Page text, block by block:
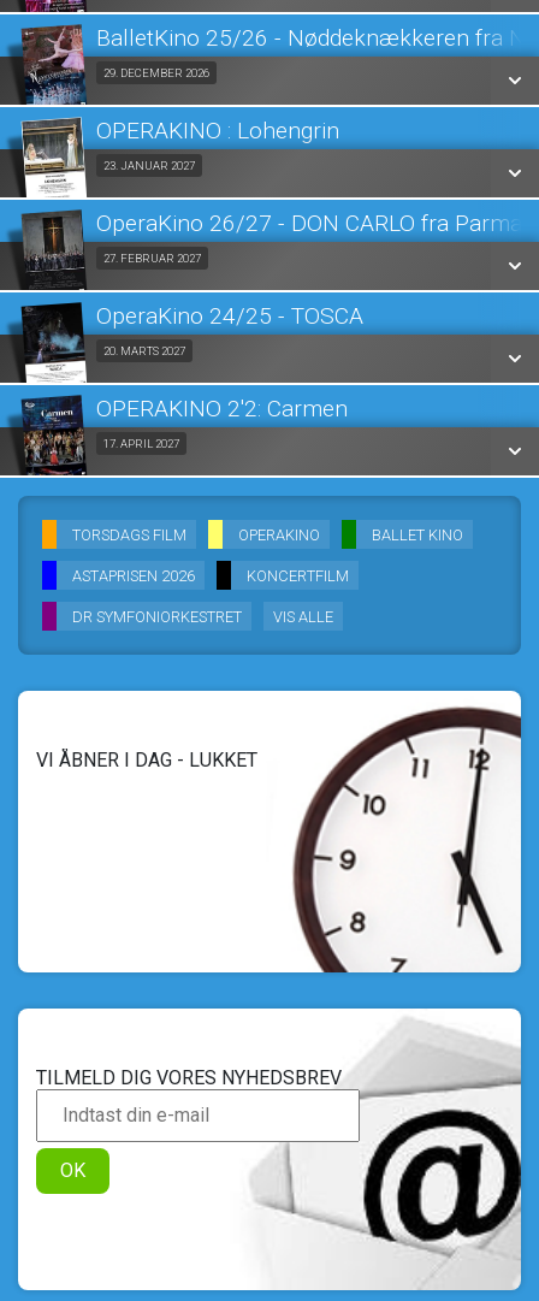
LÆS MERE
SE ALLE DAGE
LÆS MERE
BalletKino 25/26 - Nøddeknækkeren fra
29. DECEMBER 2026
SE ALLE DAGE
LÆS MERE
OPERAKINO : Lohengrin
23. JANUAR 2027
SE ALLE DAGE
LÆS MERE
OperaKino 26/27 - DON CARLO fra Parma
27. FEBRUAR 2027
SE ALLE DAGE
LÆS MERE
OperaKino 24/25 - TOSCA
20. MARTS 2027
SE ALLE DAGE
LÆS MERE
OPERAKINO 2'2: Carmen
17. APRIL 2027
SE ALLE DAGE
LÆS MERE
TORSDAGS FILM OPERAKINO BALLET KINO
ASTAPRISEN 2026 KONCERTFILM
DR SYMFONIORKESTRET VIS ALLE
VI ÅBNER I DAG - LUKKET
TILMELD DIG VORES NYHEDSBREV
OK